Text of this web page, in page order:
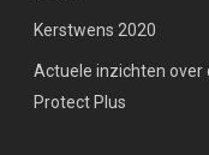
Kerstwens 2020
Actuele inzichten over
Protect Plus